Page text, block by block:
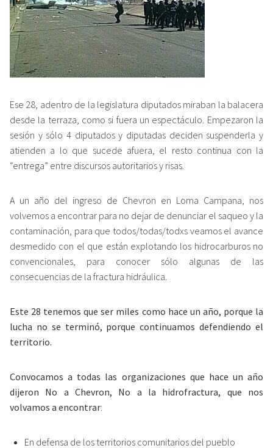
Ese 28, adentro de la legislatura diputados miraban la balacera
desde la terraza, como si fuera un espectáculo. Empezaron la
sesión y sólo 4 diputados y diputadas deciden suspenderla y
atienden a lo que sucede afuera, el resto continua con la
“entrega” entre discursos autoritarios y risas.
A un año del ingreso de Chevron en Loma Campana, nos
volvemos a encontrar para no dejar de denunciar el saqueo y la
contaminación, para que todos/todas/todxs veamos el avance
desmedido con el que están explotando los hidrocarburos no
convencionales, para conocer sólo algunas de las
consecuencias de la fractura hidráulica.
Este 28 tenemos que ser miles como hace un año, porque la
lucha no se terminó, porque continuamos defendiendo el
territorio.
Convocamos a todas las organizaciones que hace un año
dijeron No a Chevron, No a la hidrofractura, que nos
volvamos a encontrar:
En defensa de los territorios comunitarios del pueblo